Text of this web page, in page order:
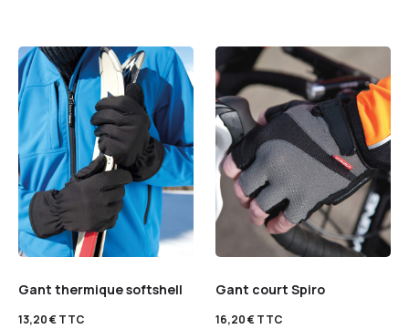
Gant thermique softshell
13,20€TTC
Gant court Spiro
16,20€TTC